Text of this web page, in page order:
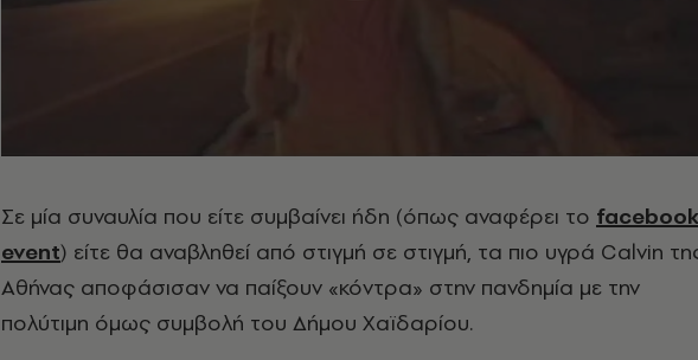
Σε μία συναυλία που είτε συμβαίνει ήδη (όπως αναφέρει το facebook
event) είτε θα αναβληθεί από στιγμή σε στιγμή, τα πιο υγρά Calvin
Αθήνας αποφάσισαν να παίξουν «κόντρα» στην πανδημία με την
πολύτιμη όμως συμβολή του Δήμου Χαϊδαρίου.